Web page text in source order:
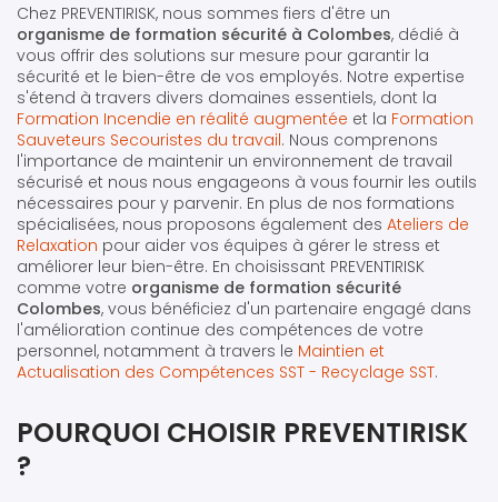
Chez PREVENTIRISK, nous sommes fiers d'être un
organisme de formation sécurité à Colombes, dédié à
vous offrir des solutions sur mesure pour garantir la
sécurité et le bien-être de vos employés. Notre expertise
s'étend à travers divers domaines essentiels, dont la
Formation Incendie en réalité augmentée et la Formation
Sauveteurs Secouristes du travail. Nous comprenons
l'importance de maintenir un environnement de travail
sécurisé et nous nous engageons à vous fournir les outils
nécessaires pour y parvenir. En plus de nos formations
spécialisées, nous proposons également des Ateliers de
Relaxation pour aider vos équipes à gérer le stress et
améliorer leur bien-être. En choisissant PREVENTIRISK
comme votre organisme de formation sécurité
Colombes, vous bénéficiez d'un partenaire engagé dans
l'amélioration continue des compétences de votre
personnel, notamment à travers le Maintien et
Actualisation des Compétences SST - Recyclage SST.
POURQUOI CHOISIR PREVENTIRISK
?